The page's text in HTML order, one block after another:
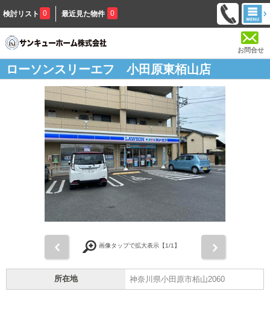
検討リスト 0 最近見た物件 0
お問合せ
ローソンスリーエフ 小田原東栢山店
画像タップで拡大表示【1/1】
所在地 神奈川県小田原市栢山2060